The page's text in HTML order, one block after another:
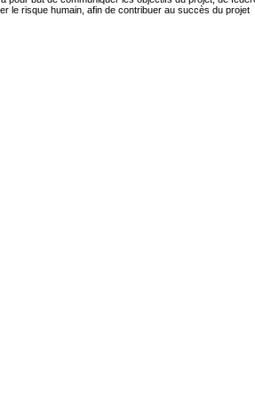
le risque humain, afin de contribuer au succès du projet